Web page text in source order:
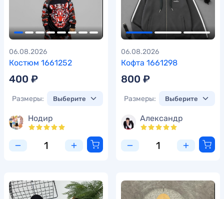
Костюм 1661252
06.08.2026
400 ₽
Размеры:
Нодир
Кофта 1661298
06.08.2026
800 ₽
Размеры:
Александр